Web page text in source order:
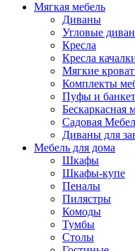
Мягкая мебель
Диваны
Угловые
Кресла
Кресла
Мягкие
Комплекты
Пуфы и
Бескаркасная
Садовая
Диваны для
Мебель для дома
Шкафы
Шкафы-купе
Пеналы
Пилястры
Комоды
Тумбы
Столы